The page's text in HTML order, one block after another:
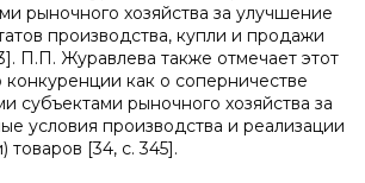
рыночного хозяйства за улучшение
производства, купли и продажи
П.П. Журавлева также отмечает этот
конкуренции как о соперничестве
субъектами рыночного хозяйства за
условия производства и реализации
товаров [34, с. 345].